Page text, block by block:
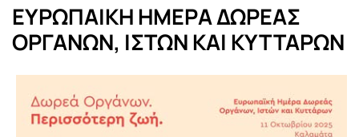
ΕΥΡΩΠΑΙΚΗ ΗΜΕΡΑ ΔΩΡΕΑΣ
ΟΡΓΑΝΩΝ, ΙΣΤΩΝ ΚΑΙ ΚΥΤΤΑΡΩΝ